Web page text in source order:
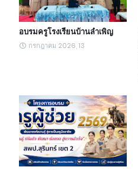
อบรมครูโรงเรียนบ้านลำเพิญ
กรกฎาคม 2026, 13